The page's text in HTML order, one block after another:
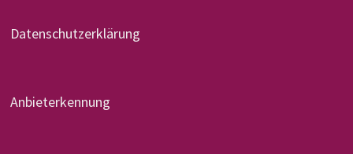
Datenschutzerklärung
Anbieterkennung